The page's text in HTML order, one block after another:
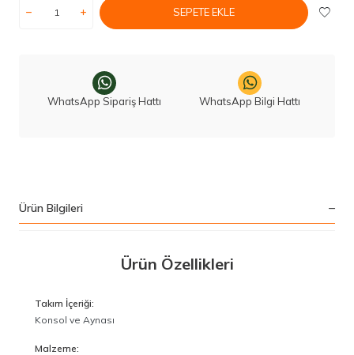
SEPETE EKLE
WhatsApp Sipariş Hattı WhatsApp Bilgi Hattı
Ürün Bilgileri
Ürün Özellikleri
Takım İçeriği:
Konsol ve Aynası
Malzeme: